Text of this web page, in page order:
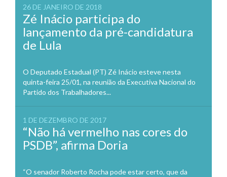
26 DE JANEIRO DE 2018
Zé Inácio participa do
lançamento da pré-candidatura
de Lula
O Deputado Estadual (PT) Zé Inácio esteve nesta
quinta-feira 25/01, na reunião da Executiva Nacional do
Partido dos Trabalhadores...
1 DE DEZEMBRO DE 2017
“Não há vermelho nas cores do
PSDB”, afirma Doria
“O senador Roberto Rocha pode estar certo, que da